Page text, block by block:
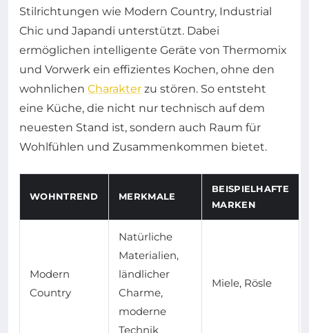
Stilrichtungen wie Modern Country, Industrial
Chic und Japandi unterstützt. Dabei
ermöglichen intelligente Geräte von Thermomix
und Vorwerk ein effizientes Kochen, ohne den
wohnlichen Charakter zu stören. So entsteht
eine Küche, die nicht nur technisch auf dem
neuesten Stand ist, sondern auch Raum für
Wohlfühlen und Zusammenkommen bietet.
WOHNTREND MERKMALE
BEISPIELHAFTE
MARKEN
Modern
Country
Natürliche
Materialien,
ländlicher
Charme,
moderne
Technik
Miele, Rösle